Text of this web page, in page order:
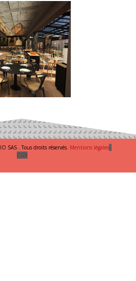
SAS . Tous droits réservés. Mentions légales–
CGV